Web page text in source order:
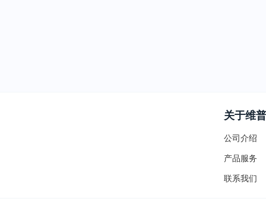
关于维普
公司介绍
产品服务
联系我们